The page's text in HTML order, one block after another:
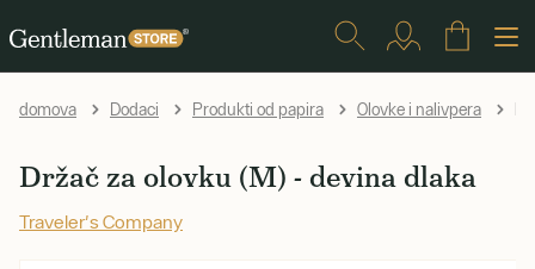
domova Dodaci Produkti od papira Olovke i nalivpera
Držač za olovku (M) - devina dlaka
Traveler's Company